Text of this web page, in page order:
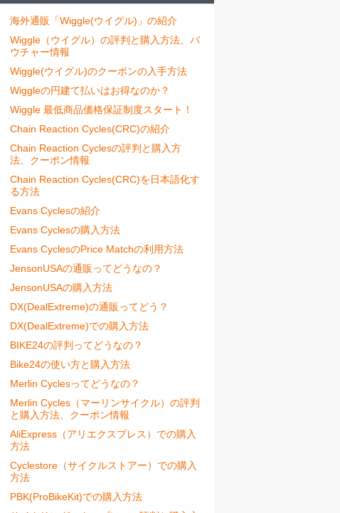
海外通販「Wiggle(ウイグル)」の紹介
Wiggle（ウイグル）の評判と購入方法、バ
ウチャー情報
Wiggle(ウイグル)のクーポンの入手方法
Wiggleの円建て払いはお得なのか？
Wiggle 最低商品価格保証制度スタート！
Chain Reaction Cycles(CRC)の紹介
Chain Reaction Cyclesの評判と購入方
法、クーポン情報
Chain Reaction Cycles(CRC)を日本語化す
る方法
Evans Cyclesの紹介
Evans Cyclesの購入方法
Evans CyclesのPrice Matchの利用方法
JensonUSAの通販ってどうなの？
JensonUSAの購入方法
DX(DealExtreme)の通販ってどう？
DX(DealExtreme)での購入方法
BIKE24の評判ってどうなの？
Bike24の使い方と購入方法
Merlin Cyclesってどうなの？
Merlin Cycles（マーリンサイクル）の評判
と購入方法、クーポン情報
AliExpress（アリエクスプレス）での購入
方法
Cyclestore（サイクルストアー）での購入
方法
PBK(ProBikeKit)での購入方法